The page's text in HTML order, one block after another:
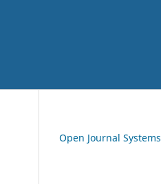
Open Journal Systems